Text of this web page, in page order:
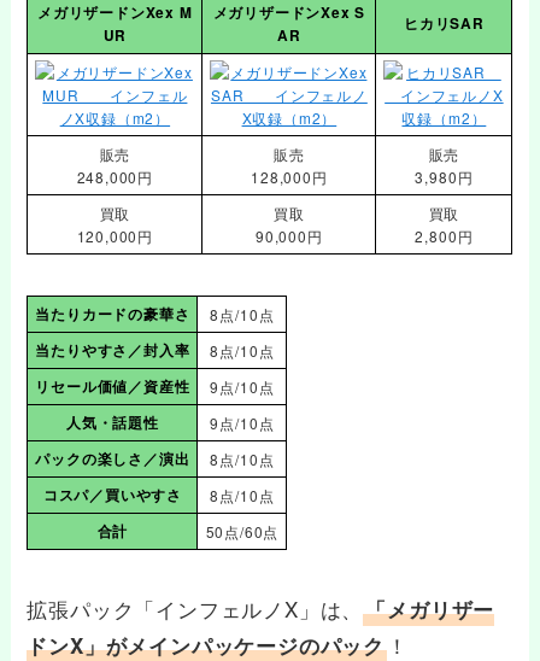
メガリザードンXex M
UR
メガリザードンXex S
AR
ヒカリSAR
販売
248,000円
販売
128,000円
販売
3,980円
買取
120,000円
買取
90,000円
買取
2,800円
当たりカードの豪華さ
8点/10点
当たりやすさ／封入率
8点/10点
リセール価値／資産性
9点/10点
人気・話題性
9点/10点
パックの楽しさ／演出
8点/10点
コスパ／買いやすさ
8点/10点
合計
50点/60点
拡張パック「インフェルノX」は、「メガリザー
ドンX」がメインパッケージのパック ！